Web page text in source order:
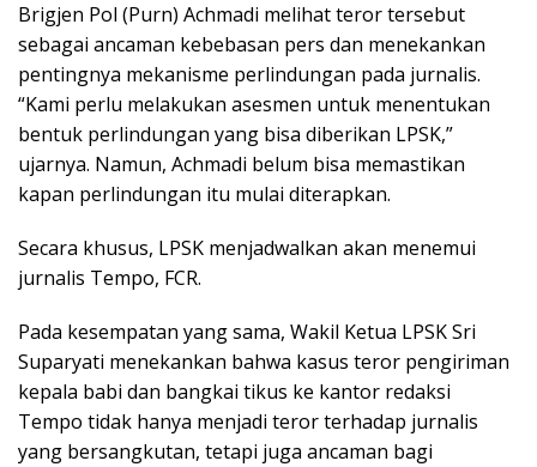
Brigjen Pol (Purn) Achmadi melihat teror tersebut
sebagai ancaman kebebasan pers dan menekankan
pentingnya mekanisme perlindungan pada jurnalis.
“Kami perlu melakukan asesmen untuk menentukan
bentuk perlindungan yang bisa diberikan LPSK,”
ujarnya. Namun, Achmadi belum bisa memastikan
kapan perlindungan itu mulai diterapkan.
Secara khusus, LPSK menjadwalkan akan menemui
jurnalis Tempo, FCR.
Pada kesempatan yang sama, Wakil Ketua LPSK Sri
Suparyati menekankan bahwa kasus teror pengiriman
kepala babi dan bangkai tikus ke kantor redaksi
Tempo tidak hanya menjadi teror terhadap jurnalis
yang bersangkutan, tetapi juga ancaman bagi